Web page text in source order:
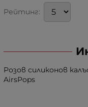
Рейтинг:
Розов силиконов
AirsPops